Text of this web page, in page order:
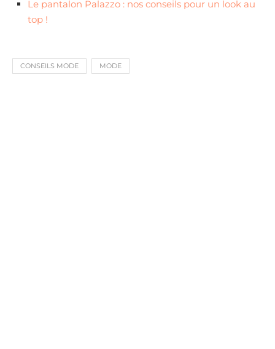
Le pantalon Palazzo : nos conseils pour un look au
top !
CONSEILS MODE MODE